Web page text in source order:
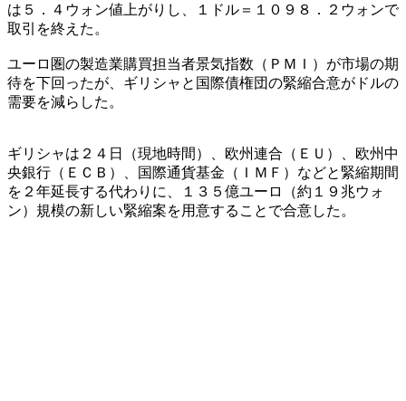
は５．４ウォン値上がりし、１ドル＝１０９８．２ウォンで
取引を終えた。
ユーロ圏の製造業購買担当者景気指数（ＰＭＩ）が市場の期
待を下回ったが、ギリシャと国際債権団の緊縮合意がドルの
需要を減らした。
ギリシャは２４日（現地時間）、欧州連合（ＥＵ）、欧州中
央銀行（ＥＣＢ）、国際通貨基金（ＩＭＦ）などと緊縮期間
を２年延長する代わりに、１３５億ユーロ（約１９兆ウォ
ン）規模の新しい緊縮案を用意することで合意した。